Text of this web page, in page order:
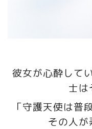
彼女が心酔して
士は
「守護天使は普
その人